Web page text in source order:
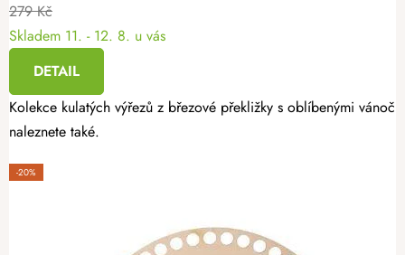
279 Kč
Skladem 11. - 12. 8. u vás
DETAIL
Kolekce kulatých výřezů z březové překližky s oblíbenými
naleznete také.
-20%